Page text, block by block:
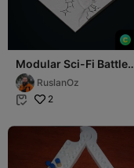
Modular Sci-Fi Battle
Board – Realm-Style
Gameboard 6 Tiles
RuslanOz
 2